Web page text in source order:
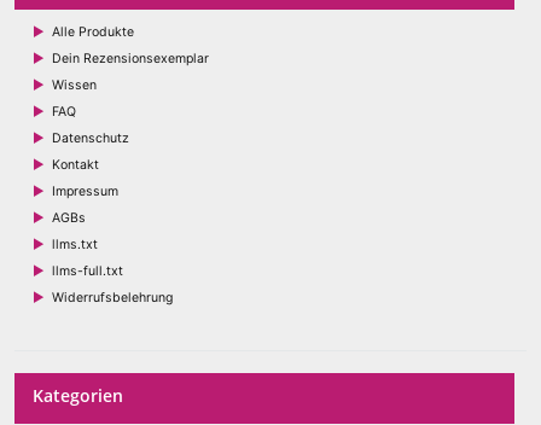
Alle Produkte
Dein Rezensionsexemplar
Wissen
FAQ
Datenschutz
Kontakt
Impressum
AGBs
llms.txt
llms-full.txt
Widerrufsbelehrung
Kategorien